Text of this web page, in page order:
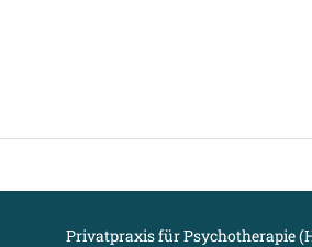
Privatpraxis für Psychotherapie